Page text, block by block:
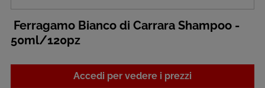
Ferragamo Bianco di Carrara Shampoo -
50ml/120pz
Accedi per vedere i prezzi